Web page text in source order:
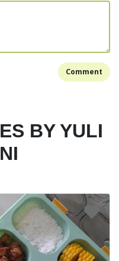
Comment
BY YULI